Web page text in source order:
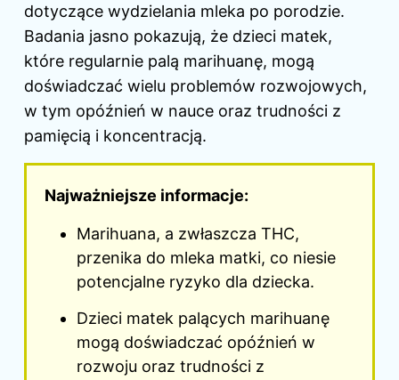
dotyczące wydzielania mleka po porodzie.
Badania jasno pokazują, że dzieci matek,
które regularnie palą marihuanę, mogą
doświadczać wielu problemów rozwojowych,
w tym opóźnień w nauce oraz trudności z
pamięcią i koncentracją.
Najważniejsze informacje:
Marihuana, a zwłaszcza THC,
przenika do mleka matki, co niesie
potencjalne ryzyko dla dziecka.
Dzieci matek palących marihuanę
mogą doświadczać opóźnień w
rozwoju oraz trudności z